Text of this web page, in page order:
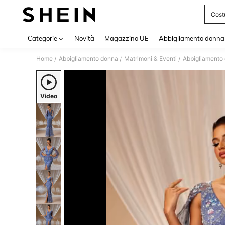
Categorie Novità Magazzino UE Abbigliamento donna
Home / Abbigliamento donna / Matrimoni & Eventi / Abbigliamento
Video